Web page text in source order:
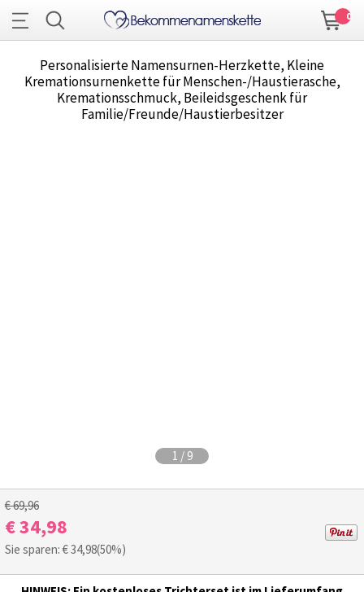
0
Personalisierte Namensurnen-Herzkette, Kleine
Kremationsurnenkette für Menschen-/Haustierasche,
Kremationsschmuck, Beileidsgeschenk für
Familie/Freunde/Haustierbesitzer
1 / 9
€ 69,96
€ 34,98
Sie sparen: €34,98(50%)